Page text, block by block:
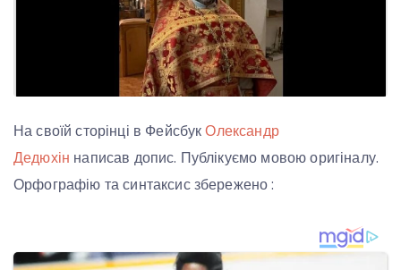
На своїй сторінці в ФейсбукОлександр
Дедюхін написав допис. Публікуємо мовою оригіналу.
Орфографію та синтаксис збережено :